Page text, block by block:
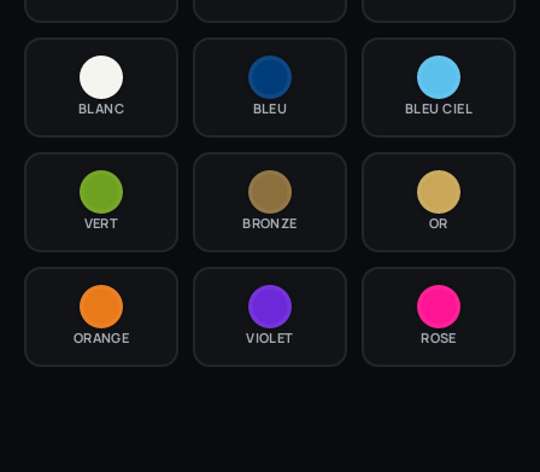
BLANC BLEU BLEU CIEL
VERT BRONZE OR
ORANGE VIOLET ROSE